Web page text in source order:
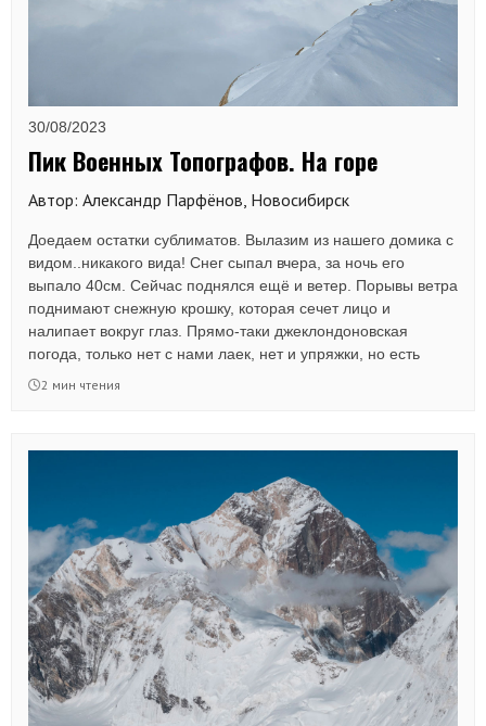
30/08/2023
Пик Военных Топографов. На горе
Автор: Александр Парфёнов, Новосибирск
Доедаем остатки сублиматов. Вылазим из нашего домика с
видом..никакого вида! Снег сыпал вчера, за ночь его
выпало 40см. Сейчас поднялся ещё и ветер. Порывы ветра
поднимают снежную крошку, которая сечет лицо и
налипает вокруг глаз. Прямо-таки джеклондоновская
погода, только нет с нами лаек, нет и упряжки, но есть
знакомая по его книгам жажда жизни, которая вела нас эти
2 мин чтения